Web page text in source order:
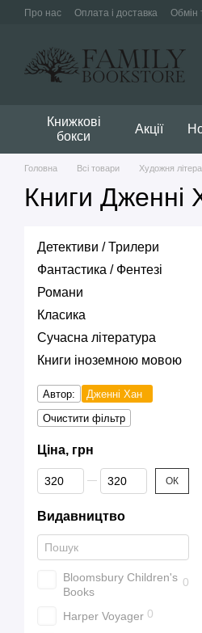
Перейти до основного контенту
Про нас Оплата і доставка Обмін
Книжкові
бокси
Акції
Головна Всі товари Художня
Книги Дженні
Детективи / Трилери
Фантастика / Фентезі
Романи
Класика
Сучасна література
Книги іноземною мовою
Автор:
Дженні Хан
Очистити фільтр
Ціна, грн
Від Ціна, грн
До Ціна, грн ОК
Видавництво
Bloomsbury Children's
Books
0
Harper Voyager 0